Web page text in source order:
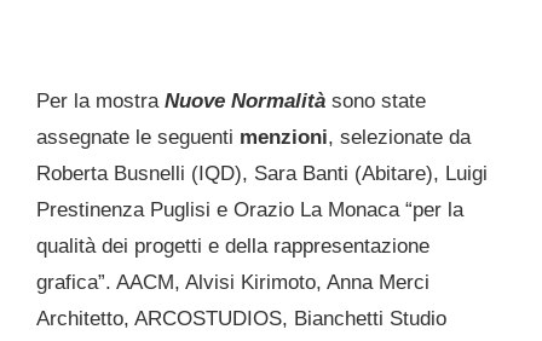
Per la mostra Nuove Normalità sono state
assegnate le seguenti menzioni, selezionate da
Roberta Busnelli (IQD), Sara Banti (Abitare), Luigi
Prestinenza Puglisi e Orazio La Monaca “per la
qualità dei progetti e della rappresentazione
grafica”. AACM, Alvisi Kirimoto, Anna Merci
Architetto, ARCOSTUDIOS, Bianchetti Studio